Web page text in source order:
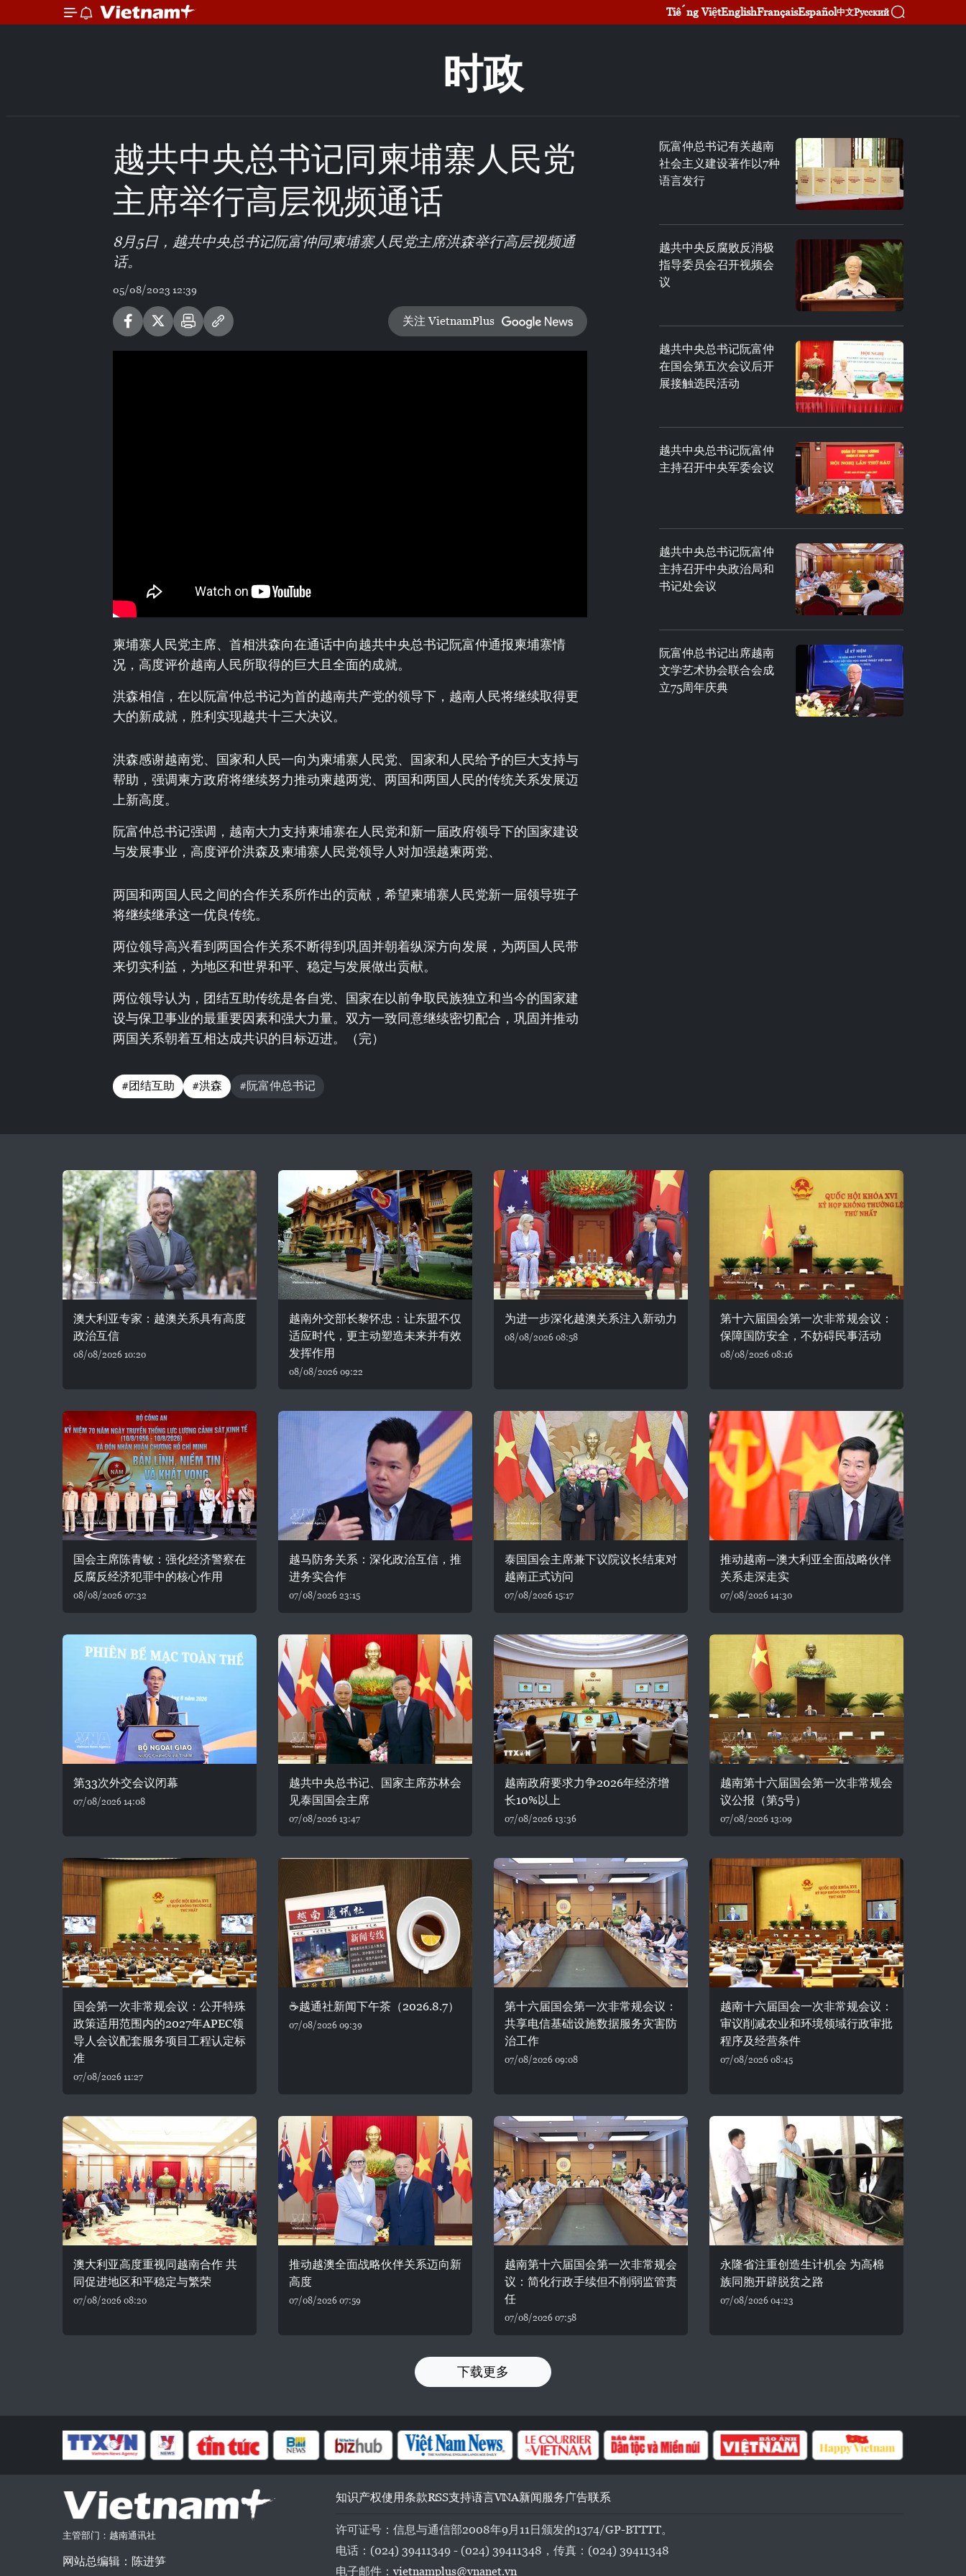
Tiếng ViệtEnglishFrançaisEspañol中文Русский
时政
越共中央总书记同柬埔寨人民党
主席举行高层视频通话
8月5日，越共中央总书记阮富仲同柬埔寨人民党主席洪森举行高层视频通
话。
05/08/2023 12:39
关注 VietnamPlus
柬埔寨人民党主席、首相洪森向在通话中向越共中央总书记阮富仲通报柬埔寨情
况，高度评价越南人民所取得的巨大且全面的成就。
洪森相信，在以阮富仲总书记为首的越南共产党的领导下，越南人民将继续取得更
大的新成就，胜利实现越共十三大决议。
洪森感谢越南党、国家和人民一向为柬埔寨人民党、国家和人民给予的巨大支持与
帮助，强调柬方政府将继续努力推动柬越两党、两国和两国人民的传统关系发展迈
上新高度。
阮富仲总书记强调，越南大力支持柬埔寨在人民党和新一届政府领导下的国家建设
与发展事业，高度评价洪森及柬埔寨人民党领导人对加强越柬两党、
两国和两国人民之间的合作关系所作出的贡献，希望柬埔寨人民党新一届领导班子
将继续继承这一优良传统。
两位领导高兴看到两国合作关系不断得到巩固并朝着纵深方向发展，为两国人民带
来切实利益，为地区和世界和平、稳定与发展做出贡献。
两位领导认为，团结互助传统是各自党、国家在以前争取民族独立和当今的国家建
设与保卫事业的最重要因素和强大力量。双方一致同意继续密切配合，巩固并推动
两国关系朝着互相达成共识的目标迈进。（完）
#团结互助 #洪森 #阮富仲总书记
阮富仲总书记有关越南
社会主义建设著作以7种
语言发行
越共中央反腐败反消极
指导委员会召开视频会
议
越共中央总书记阮富仲
在国会第五次会议后开
展接触选民活动
越共中央总书记阮富仲
主持召开中央军委会议
越共中央总书记阮富仲
主持召开中央政治局和
书记处会议
阮富仲总书记出席越南
文学艺术协会联合会成
立75周年庆典
澳大利亚专家：越澳关系具有高度
政治互信
08/08/2026 10:20
越南外交部长黎怀忠：让东盟不仅
适应时代，更主动塑造未来并有效
发挥作用
08/08/2026 09:22
为进一步深化越澳关系注入新动力
08/08/2026 08:58
第十六届国会第一次非常规会议：
保障国防安全，不妨碍民事活动
08/08/2026 08:16
国会主席陈青敏：强化经济警察在
反腐反经济犯罪中的核心作用
08/08/2026 07:32
越马防务关系：深化政治互信，推
进务实合作
07/08/2026 23:15
泰国国会主席兼下议院议长结束对
越南正式访问
07/08/2026 15:17
推动越南—澳大利亚全面战略伙伴
关系走深走实
07/08/2026 14:30
第33次外交会议闭幕
07/08/2026 14:08
越共中央总书记、国家主席苏林会
见泰国国会主席
07/08/2026 13:47
越南政府要求力争2026年经济增
长10%以上
07/08/2026 13:36
越南第十六届国会第一次非常规会
议公报（第5号）
07/08/2026 13:09
国会第一次非常规会议：公开特殊
政策适用范围内的2027年APEC领
导人会议配套服务项目工程认定标
准
07/08/2026 11:27
☕️越通社新闻下午茶（2026.8.7）
07/08/2026 09:39
第十六届国会第一次非常规会议：
共享电信基础设施数据服务灾害防
治工作
07/08/2026 09:08
越南十六届国会一次非常规会议：
审议削减农业和环境领域行政审批
程序及经营条件
07/08/2026 08:45
澳大利亚高度重视同越南合作 共
同促进地区和平稳定与繁荣
07/08/2026 08:20
推动越澳全面战略伙伴关系迈向新
高度
07/08/2026 07:59
越南第十六届国会第一次非常规会
议：简化行政手续但不削弱监管责
任
07/08/2026 07:58
永隆省注重创造生计机会 为高棉
族同胞开辟脱贫之路
07/08/2026 04:23
下载更多
主管部门：越南通讯社
网站总编辑：陈进笋
知识产权使用条款RSS支持语言VNA新闻服务广告联系
许可证号：信息与通信部2008年9月11日颁发的1374/GP-BTTTT。
电话：(024) 39411349 - (024) 39411348，传真：(024) 39411348
电子邮件：vietnamplus@vnanet.vn